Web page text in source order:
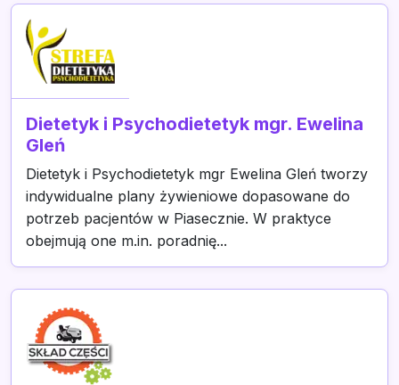
Dietetyk i Psychodietetyk mgr. Ewelina
Gleń
Dietetyk i Psychodietetyk mgr Ewelina Gleń tworzy
indywidualne plany żywieniowe dopasowane do
potrzeb pacjentów w Piasecznie. W praktyce
obejmują one m.in. poradnię...